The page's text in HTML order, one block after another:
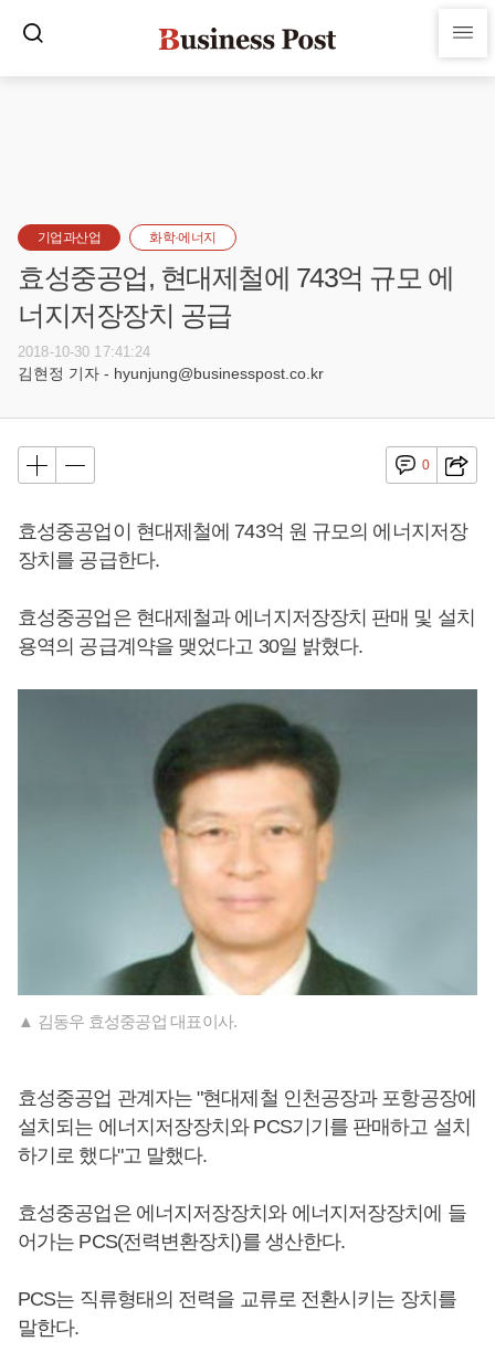
기업과산업 화학·에너지
효성중공업, 현대제철에 743억 규모 에
너지저장장치 공급
2018-10-30 17:41:24
김현정 기자 - hyunjung@businesspost.co.kr
0
효성중공업이 현대제철에 743억 원 규모의 에너지저장
장치를 공급한다.
효성중공업은 현대제철과 에너지저장장치 판매 및 설치
용역의 공급계약을 맺었다고 30일 밝혔다.
▲ 김동우 효성중공업 대표이사.
효성중공업 관계자는 "현대제철 인천공장과 포항공장에
설치되는 에너지저장장치와 PCS기기를 판매하고 설치
하기로 했다"고 말했다.
효성중공업은 에너지저장장치와 에너지저장장치에 들
어가는 PCS(전력변환장치)를 생산한다.
PCS는 직류형태의 전력을 교류로 전환시키는 장치를
말한다.